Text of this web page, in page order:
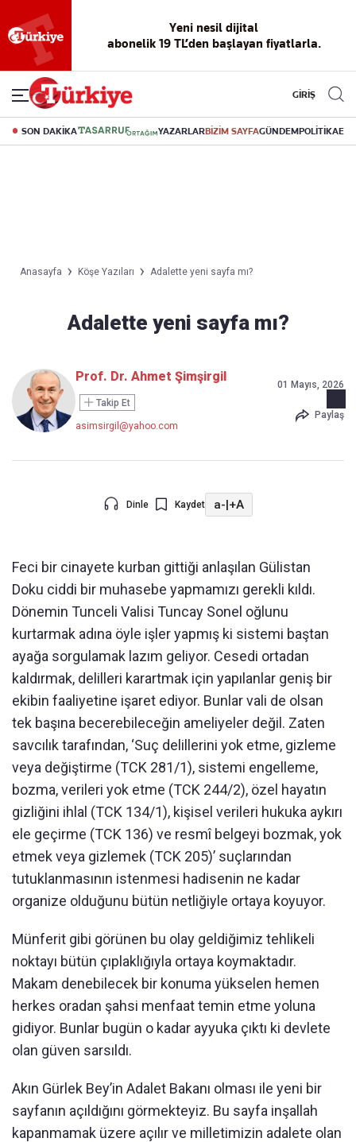
Yeni nesil dijital
abonelik 19 TL’den başlayan fiyatlarla.
GİRİŞ
SON DAKİKA YAZARLARBİZİM SAYFAGÜNDEMPOLİTİKA
Anasayfa Köşe Yazıları Adalette yeni sayfa mı?
Adalette yeni sayfa mı?
Prof. Dr. Ahmet Şimşirgil
Takip Et
asimsirgil@yahoo.com
01 Mayıs, 2026
Paylaş
Dinle Kaydet a-|+A
Feci bir cinayete kurban gittiği anlaşılan Gülistan
Doku ciddi bir muhasebe yapmamızı gerekli kıldı.
Dönemin Tunceli Valisi Tuncay Sonel oğlunu
kurtarmak adına öyle işler yapmış ki sistemi baştan
ayağa sorgulamak lazım geliyor. Cesedi ortadan
kaldırmak, delilleri karartmak için yapılanlar geniş bir
ekibin faaliyetine işaret ediyor. Bunlar vali de olsan
tek başına becerebileceğin ameliyeler değil. Zaten
savcılık tarafından, ‘Suç delillerini yok etme, gizleme
veya değiştirme (TCK 281/1), sistemi engelleme,
bozma, verileri yok etme (TCK 244/2), özel hayatın
gizliğini ihlal (TCK 134/1), kişisel verileri hukuka aykırı
ele geçirme (TCK 136) ve resmî belgeyi bozmak, yok
etmek veya gizlemek (TCK 205)’ suçlarından
tutuklanmasının istenmesi hadisenin ne kadar
organize olduğunu bütün netliğiyle ortaya koyuyor.
Münferit gibi görünen bu olay geldiğimiz tehlikeli
noktayı bütün çıplaklığıyla ortaya koymaktadır.
Makam denebilecek bir konuma yükselen hemen
herkes oradan şahsi menfaat temin etme yoluna
gidiyor. Bunlar bugün o kadar ayyuka çıktı ki devlete
olan güven sarsıldı.
Akın Gürlek Bey’in Adalet Bakanı olması ile yeni bir
sayfanın açıldığını görmekteyiz. Bu sayfa inşallah
kapanmamak üzere açılır ve milletimizin adalete olan